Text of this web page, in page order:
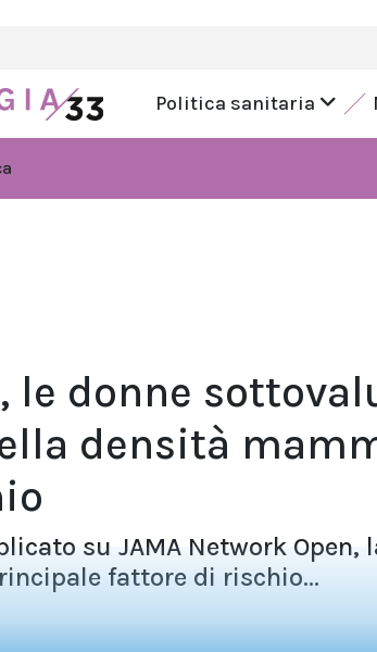
Politica sanitaria
le donne
densità
su JAMA Network Open,
fattore di rischio...